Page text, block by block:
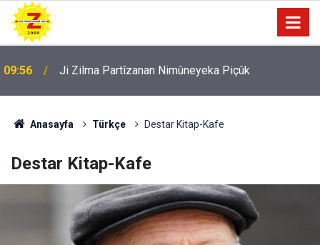
09:56 Ji Zilma Partîzanan Nimûneyeka Piçûk
Anasayfa Türkçe Destar Kitap-Kafe
Destar Kitap-Kafe